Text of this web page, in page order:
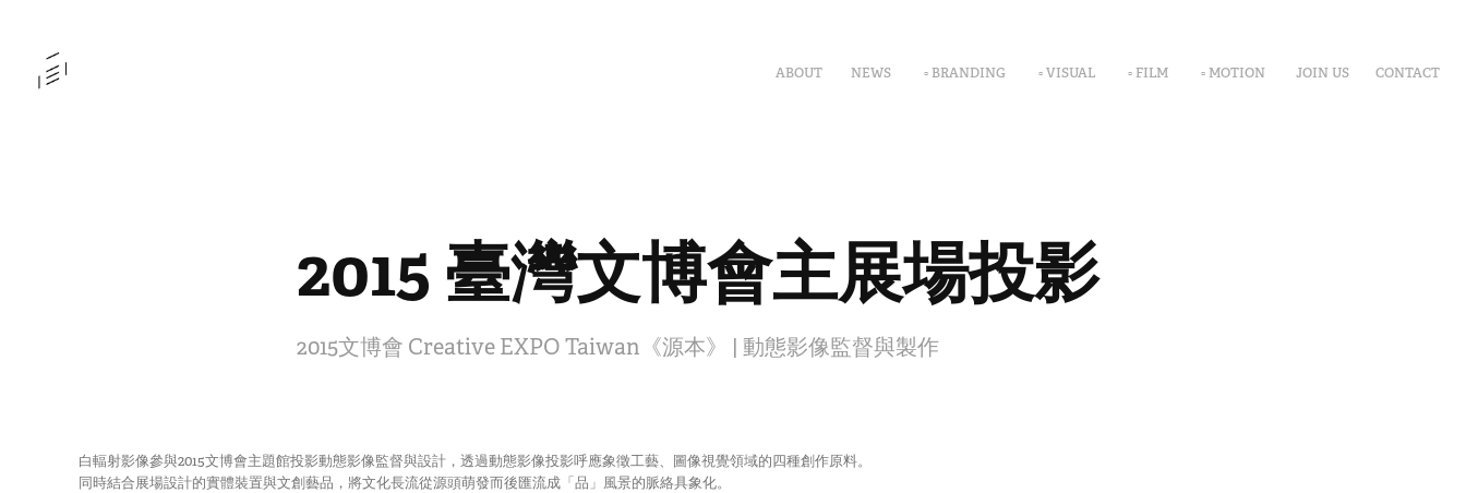
ABOUT NEWS ▫ BRANDING ▫ VISUAL ▫ FILM ▫ MOTION JOIN US CONTACT
2015 臺灣文博會主展場投影
2015文博會 Creative EXPO Taiwan《源本》 | 動態影像監督與製作
白輻射影像參與2015文博會主題館投影動態影像監督與設計，透過動態影像投影呼應象徵工藝、圖像視覺領域的四種創作原料。
同時結合展場設計的實體裝置與文創藝品，將文化長流從源頭萌發而後匯流成「品」風景的脈絡具象化。